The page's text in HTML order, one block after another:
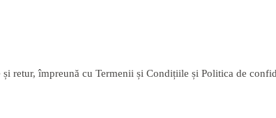
retur, împreună cu Termenii și Condițiile și Politica de